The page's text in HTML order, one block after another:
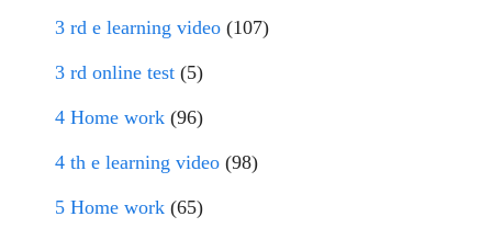
3 rd e learning video (107)
3 rd online test (5)
4 Home work (96)
4 th e learning video (98)
5 Home work (65)